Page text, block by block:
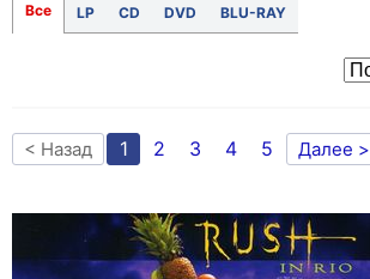
Все LP CD DVD BLU-RAY
< Назад 1 2 3 4 5 Далее >